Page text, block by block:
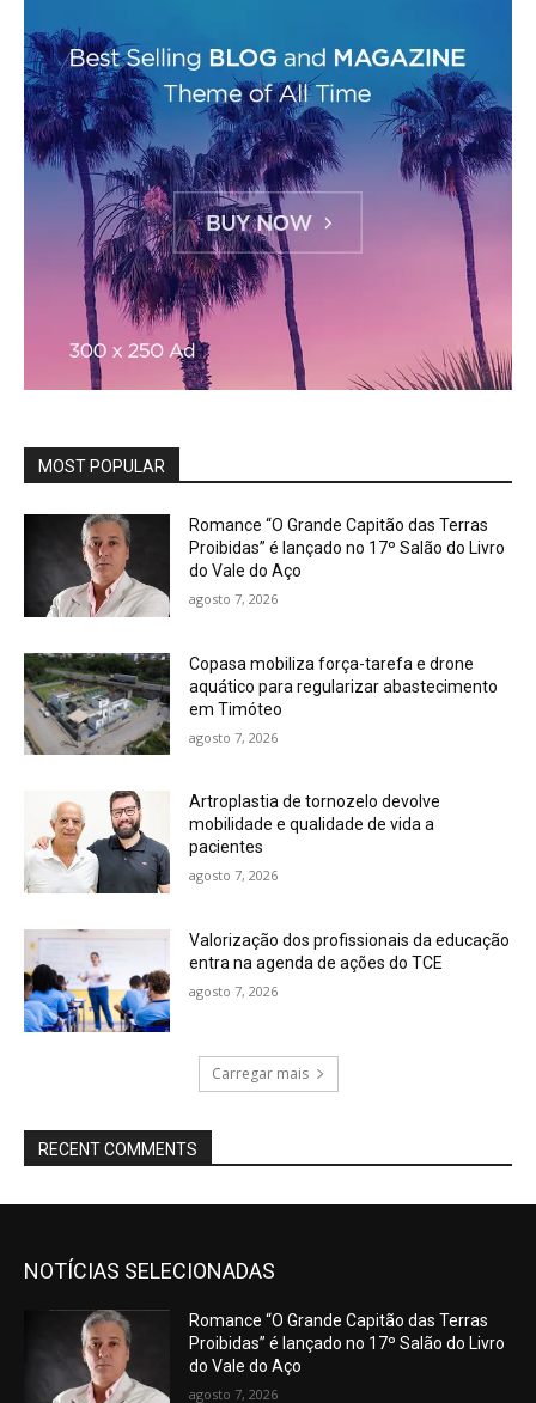
MOST POPULAR
Romance “O Grande Capitão das Terras
Proibidas” é lançado no 17º Salão do Livro
do Vale do Aço
agosto 7, 2026
Copasa mobiliza força-tarefa e drone
aquático para regularizar abastecimento
em Timóteo
agosto 7, 2026
Artroplastia de tornozelo devolve
mobilidade e qualidade de vida a
pacientes
agosto 7, 2026
Valorização dos profissionais da educação
entra na agenda de ações do TCE
agosto 7, 2026
Carregar mais
RECENT COMMENTS
NOTÍCIAS SELECIONADAS
Romance “O Grande Capitão das Terras
Proibidas” é lançado no 17º Salão do Livro
do Vale do Aço
agosto 7, 2026